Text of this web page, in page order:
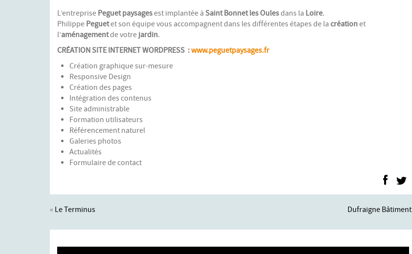
L’entreprise Peguet paysagesest implantée à Saint Bonnet les Oulesdans la Loire.
Philippe Peguetet son équipe vous accompagnent dans les différentes étapes de la créationet
l’aménagementde votre jardin.
CRÉATION SITE INTERNET WORDPRESS :www.peguetpaysages.fr
Création graphique sur-mesure
Responsive Design
Création des pages
Intégration des contenus
Site administrable
Formation utilisateurs
Référencement naturel
Galeries photos
Actualités
Formulaire de contact
« Le Terminus Dufraigne Bâtiment